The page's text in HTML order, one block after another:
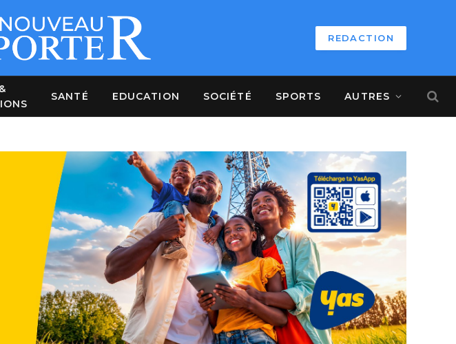
REDACTION
SANTÉ EDUCATION SOCIÉTÉ SPORTS AUTRES